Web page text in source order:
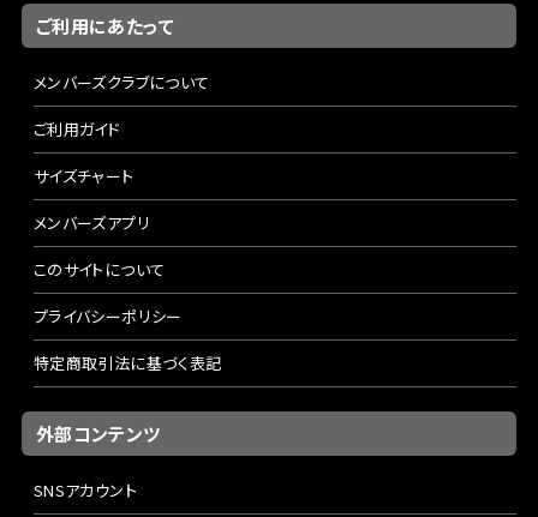
ご利用にあたって
メンバーズクラブについて
ご利用ガイド
サイズチャート
メンバーズアプリ
このサイトについて
プライバシーポリシー
特定商取引法に基づく表記
外部コンテンツ
SNSアカウント